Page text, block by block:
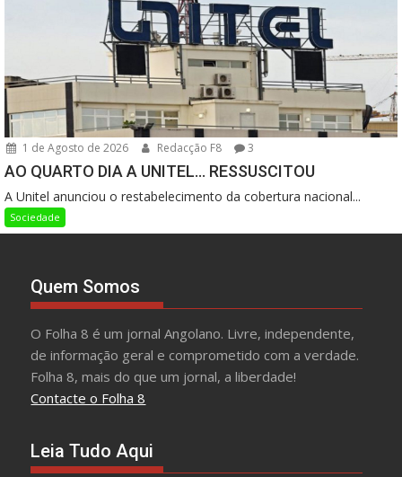
1 de Agosto de 2026 Redacção F8 3
AO QUARTO DIA A UNITEL… RESSUSCITOU
A Unitel anunciou o restabelecimento da cobertura nacional...
Sociedade
Quem Somos
O Folha 8 é um jornal Angolano. Livre, independente,
de informação geral e comprometido com a verdade.
Folha 8, mais do que um jornal, a liberdade!
Contacte o Folha 8
Leia Tudo Aqui